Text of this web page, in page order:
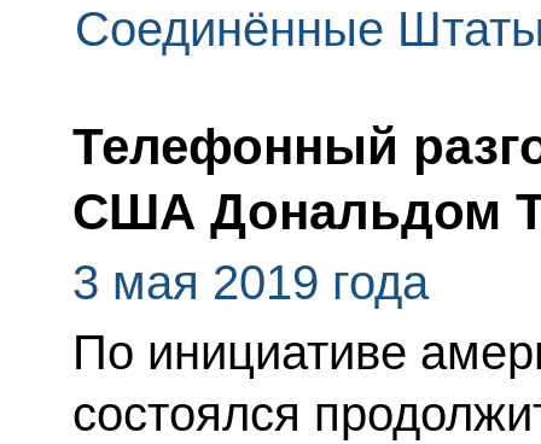
Соединённые
Телефонный
США Дональдом
3 мая 2019 года
По инициативе
состоялся